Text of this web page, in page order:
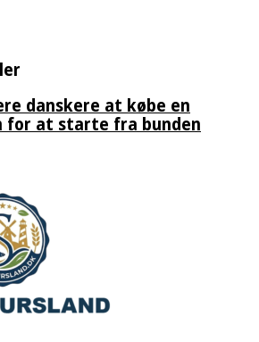
danskere at købe en
for at starte fra bunden